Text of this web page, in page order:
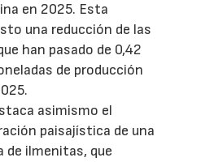
en 2025. Esta
una reducción de las
han pasado de 0,42
de producción
asimismo el
paisajística de una
de ilmenitas, que